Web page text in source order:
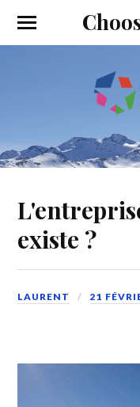
existe ?
LAURENT 21